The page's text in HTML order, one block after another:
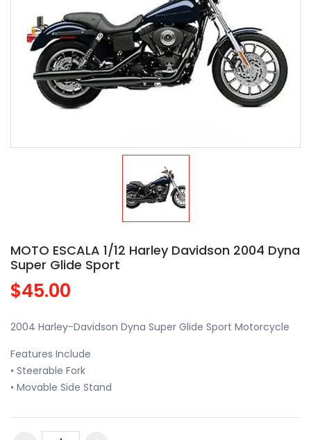
MOTO ESCALA 1/12 Harley Davidson 2004 Dyna
Super Glide Sport
$45.00
2004 Harley-Davidson Dyna Super Glide Sport Motorcycle
Features Include
• Steerable Fork
• Movable Side Stand